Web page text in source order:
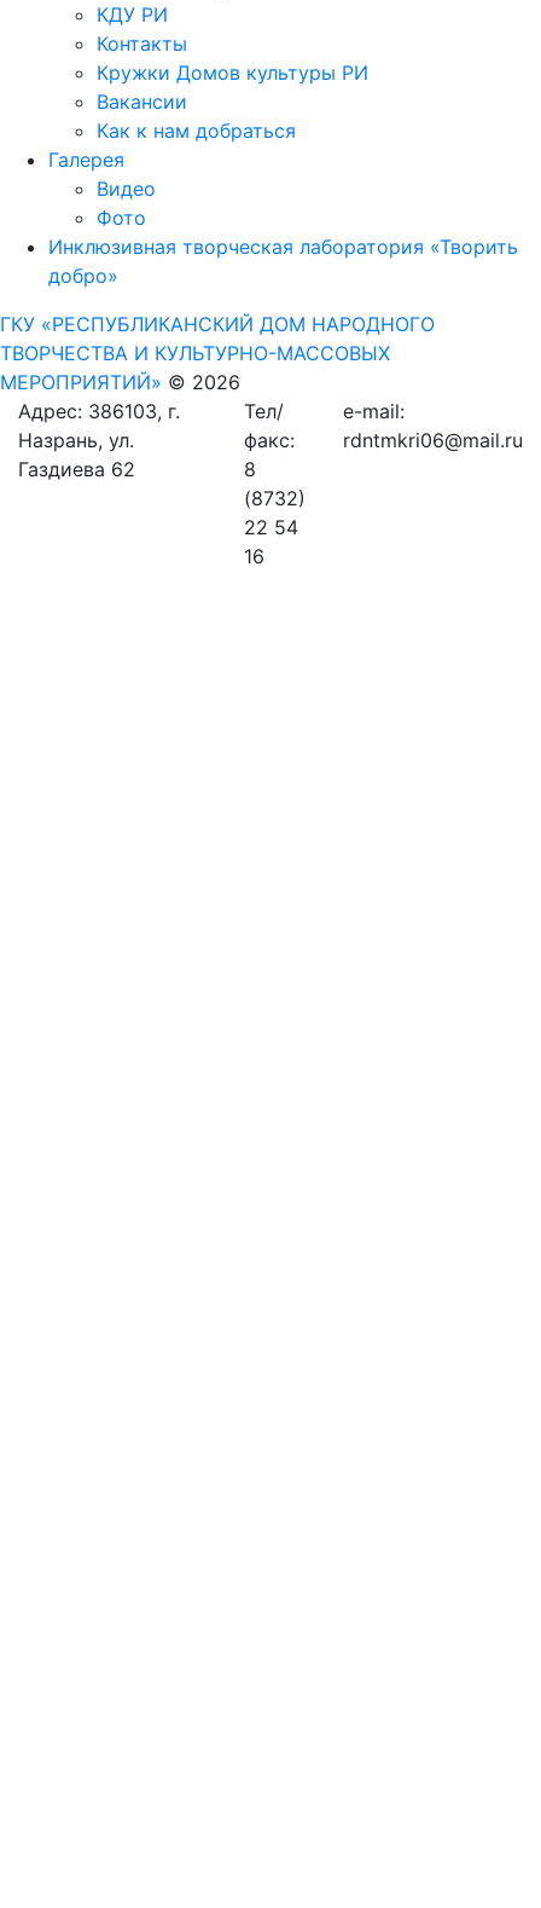
КДУ РИ
Контакты
Кружки Домов культуры РИ
Вакансии
Как к нам добраться
Галерея
Видео
Фото
Инклюзивная творческая лаборатория «Творить
добро»
ГКУ «РЕСПУБЛИКАНСКИЙ ДОМ НАРОДНОГО
ТВОРЧЕСТВА И КУЛЬТУРНО-МАССОВЫХ
МЕРОПРИЯТИЙ» © 2026
Адрес: 386103, г.
Назрань, ул.
Газдиева 62
Тел/
факс:
8
(8732)
22 54
16
e-mail:
rdntmkri06@mail.ru